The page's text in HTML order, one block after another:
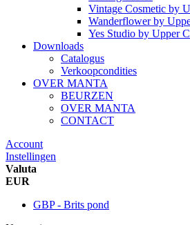
Vintage Cosmetic by
Wanderflowerby
Yes Studio by Upper
Downloads
Catalogus
Verkoopcondities
OVER MANTA
BEURZEN
OVER MANTA
CONTACT
Account
Instellingen
Valuta
EUR
GBP - Brits pond